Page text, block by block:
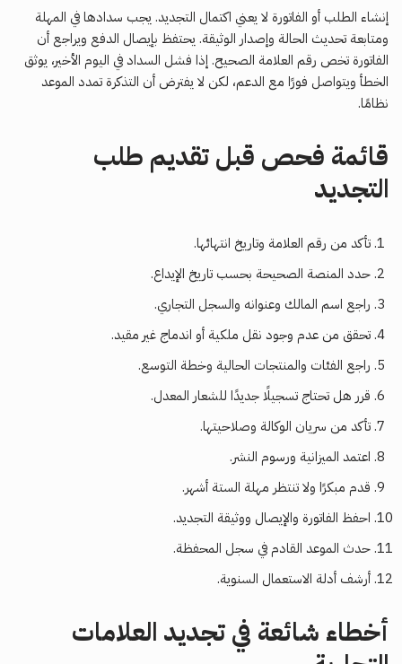
إنشاء الطلب أو الفاتورة لا يعني اكتمال التجديد. يجب سدادها في المهلة
ومتابعة تحديث الحالة وإصدار الوثيقة. يحتفظ بإيصال الدفع ويراجع أن
الفاتورة تخص رقم العلامة الصحيح. إذا فشل السداد في اليوم الأخير، يوثق
الخطأ ويتواصل فورًا مع الدعم، لكن لا يفترض أن التذكرة تمدد الموعد
نظامًا.
قائمة فحص قبل تقديم طلب
التجديد
تأكد من رقم العلامة وتاريخ انتهائها.
حدد المنصة الصحيحة بحسب تاريخ الإيداع.
راجع اسم المالك وعنوانه والسجل التجاري.
تحقق من عدم وجود نقل ملكية أو اندماج غير مقيد.
راجع الفئات والمنتجات الحالية وخطة التوسع.
قرر هل تحتاج تسجيلًا جديدًا للشعار المعدل.
تأكد من سريان الوكالة وصلاحيتها.
اعتمد الميزانية ورسوم النشر.
قدم مبكرًا ولا تنتظر مهلة الستة أشهر.
احفظ الفاتورة والإيصال ووثيقة التجديد.
حدث الموعد القادم في سجل المحفظة.
أرشف أدلة الاستعمال السنوية.
أخطاء شائعة في تجديد العلامات